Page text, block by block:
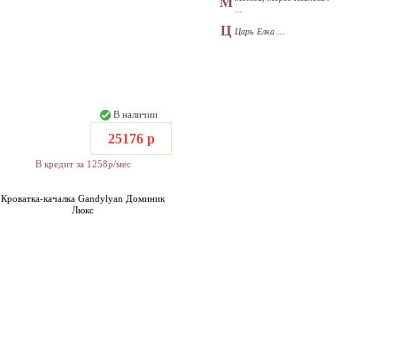
В наличии
25176 р
В кредит за 1258р/мес
Кроватка-качалка Gandylyan Доминик
Люкс
Ц Царь Елка ...